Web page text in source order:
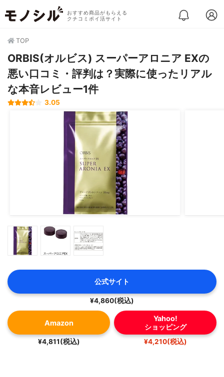
おすすめ商品がもらえる
クチコミポイ活サイト
TOP
ORBIS(オルビス) スーパーアロニア EXの
悪い口コミ・評判は？実際に使ったリアル
な本音レビュー1件
3.05
公式サイト
¥4,860(税込)
Amazon
¥4,811(税込)
Yahoo!
ショッピング
¥4,210(税込)